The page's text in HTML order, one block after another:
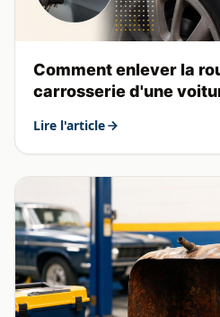
Comment enlever la
carrosserie d'une
Lire l'article